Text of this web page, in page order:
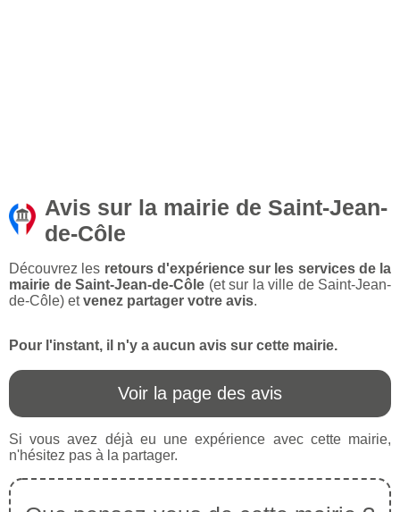
Avis sur la mairie de Saint-Jean-
de-Côle
Découvrez les retours d'expérience sur les services de la
mairie de Saint-Jean-de-Côle (et sur la ville de Saint-Jean-
de-Côle) etvenez partager votre avis.
Pour l'instant, il n'y a aucun avis sur cette mairie.
Voir la page des avis
Si vous avez déjà eu une expérience avec cette mairie,
n'hésitez pas à la partager.